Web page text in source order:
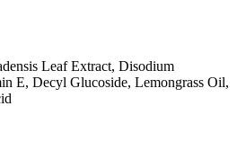
Leaf Extract, Disodium
E, Decyl Glucoside, Lemongrass Oil,